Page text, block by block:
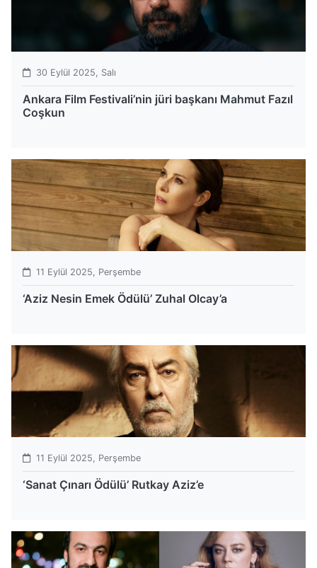
30 Eylül 2025, Salı
Ankara Film Festivali’nin jüri başkanı Mahmut Fazıl
Coşkun
11 Eylül 2025, Perşembe
‘Aziz Nesin Emek Ödülü’ Zuhal Olcay’a
11 Eylül 2025, Perşembe
‘Sanat Çınarı Ödülü’ Rutkay Aziz’e